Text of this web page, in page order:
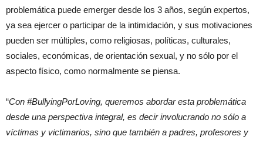
problemática puede emerger desde los 3 años, según expertos,
ya sea ejercer o participar de la intimidación, y sus motivaciones
pueden ser múltiples, como religiosas, políticas, culturales,
sociales, económicas, de orientación sexual, y no sólo por el
aspecto físico, como normalmente se piensa.
“Con #BullyingPorLoving, queremos abordar esta problemática
desde una perspectiva integral, es decir involucrando no sólo a
víctimas y victimarios, sino que también a padres, profesores y